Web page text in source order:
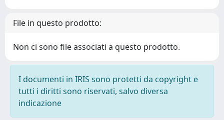
File in questo prodotto:
Non ci sono file associati a questo prodotto.
I documenti in IRIS sono protetti da copyright e
tutti i diritti sono riservati, salvo diversa
indicazione